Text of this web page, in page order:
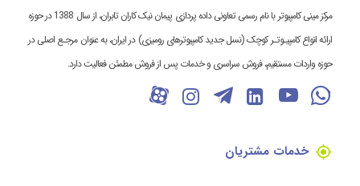
مرکز مینی کامپیوتر با نام رسمی تعاونی داده پردازی پیمان نیک کاران تابران، از سال 1388 در حوزه
ارائه انواع کامپیـوتـر کوچک (نسل جدید کامپیوترهای رومیزی) در ایران، به عنوان مرجـع اصلی در
حوزه واردات مستقیم، فروش سراسری و خدمات پس از فروش مطمئن فعالیت دارد.
خدمات مشتریان